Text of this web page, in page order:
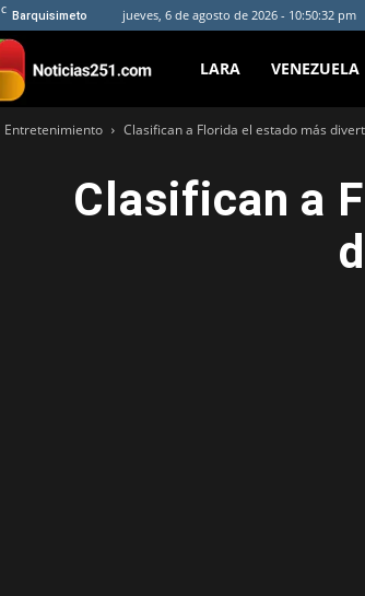
C Barquisimeto jueves, 6 de agosto de 2026 - 10:50:32 pm
Noticias251
LARA VENEZUELA
Entretenimiento Clasifican a Florida el estado más
Clasifican a